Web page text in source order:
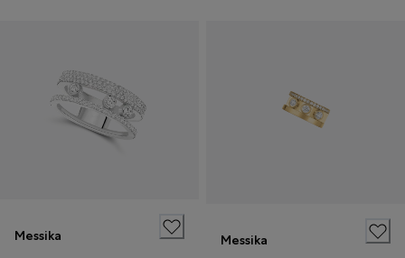
Messika
Messika